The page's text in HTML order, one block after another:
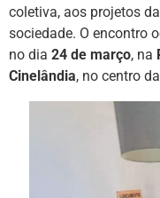
coletiva, aos projetos
sociedade. O encontro
no dia 24 de março, na
Cinelândia, no centro